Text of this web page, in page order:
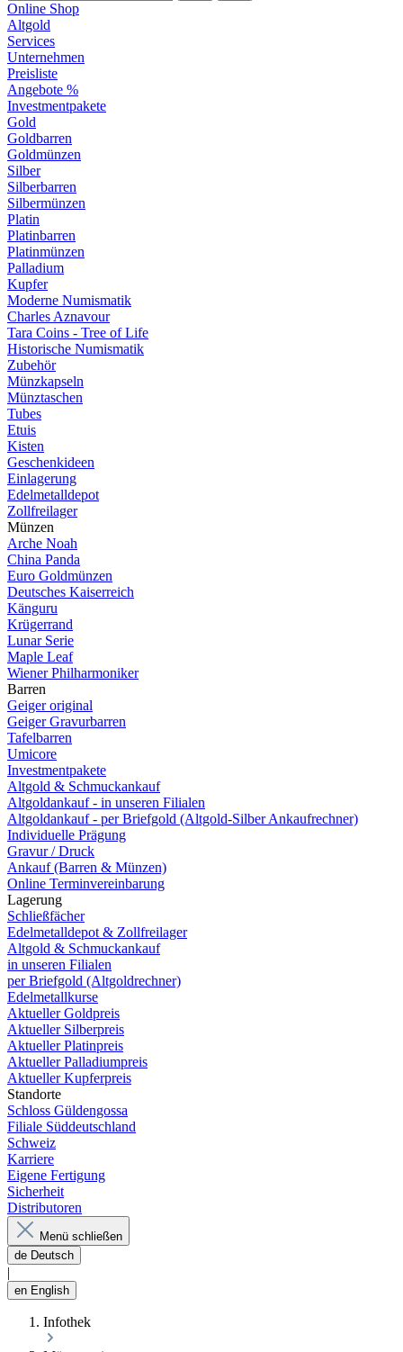
Online Shop
Altgold
Services
Unternehmen
Preisliste
Angebote %
Investmentpakete
Gold
Goldbarren
Goldmünzen
Silber
Silberbarren
Silbermünzen
Platin
Platinbarren
Platinmünzen
Palladium
Kupfer
Moderne Numismatik
Charles Aznavour
Tara Coins - Tree of Life
Historische Numismatik
Zubehör
Münzkapseln
Münztaschen
Tubes
Etuis
Kisten
Geschenkideen
Einlagerung
Edelmetalldepot
Zollfreilager
Münzen
Arche Noah
China Panda
Euro Goldmünzen
Deutsches Kaiserreich
Känguru
Krügerrand
Lunar Serie
Maple Leaf
Wiener Philharmoniker
Barren
Geiger original
Geiger Gravurbarren
Tafelbarren
Umicore
Investmentpakete
Altgold & Schmuckankauf
Altgoldankauf - in unseren Filialen
Altgoldankauf - per Briefgold (Altgold-Silber Ankaufrechner)
Individuelle Prägung
Gravur / Druck
Ankauf (Barren & Münzen)
Online Terminvereinbarung
Lagerung
Schließfächer
Edelmetalldepot & Zollfreilager
Altgold & Schmuckankauf
in unseren Filialen
per Briefgold (Altgoldrechner)
Edelmetallkurse
Aktueller Goldpreis
Aktueller Silberpreis
Aktueller Platinpreis
Aktueller Palladiumpreis
Aktueller Kupferpreis
Standorte
Schloss Güldengossa
Filiale Süddeutschland
Schweiz
Karriere
Eigene Fertigung
Sicherheit
Distributoren
Menü schließen
de Deutsch
en English
Infothek